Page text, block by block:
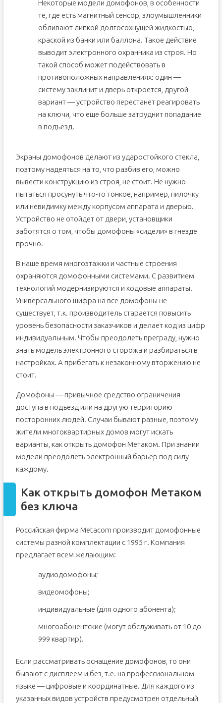
Некоторые модели домофонов, в особенности
те, где есть магнитный сенсор, злоумышленники
обливают липкой долгосохнущей жидкостью,
краской из банки или баллона. Такое действие
выводит электронного охранника из строя. Но
такой способ может подействовать в
противоположных направлениях: один —
систему заклинит и дверь откроется, другой
вариант — устройство перестанет реагировать
на ключи, что еще больше затруднит попадание
в подъезд.
Экраны домофонов делают из ударостойкого стекла,
поэтому надеяться на то, что разбив его, можно
вывести конструкцию из строя, не стоит. Не нужно
пытаться просунуть что-то тонкое, например, пилочку
или невидимку между корпусом аппарата и дверью.
Устройство не отойдет от двери, установщики
заботятся о том, чтобы домофоны «сидели» в гнезде
прочно.
В наше время многоэтажки и частные строения
охраняются домофонными системами. С развитием
технологий модернизируются и кодовые аппараты.
Универсального шифра на все домофоны не
существует, т.к. производитель старается повысить
уровень безопасности заказчиков и делает код из цифр
индивидуальным. Чтобы преодолеть преграду, нужно
знать модель электронного сторожа и разбираться в
настройках. А прибегать к незаконному вторжению не
стоит.
Домофоны — привычное средство ограничения
доступа в подъезд или на другую территорию
посторонних людей. Случаи бывают разные, поэтому
жители многоквартирных домов могут искать
варианты, как открыть домофон Метаком. При знании
модели преодолеть электронный барьер под силу
каждому.
Как открыть домофон Метаком
без ключа
Российская фирма Metacom производит домофонные
системы разной комплектации с 1995 г. Компания
предлагает всем желающим:
аудиодомофоны;
видеомофоны;
индивидуальные (для одного абонента);
многоабонентские (могут обслуживать от 10 до
999 квартир).
Если рассматривать оснащение домофонов, то они
бывают с дисплеем и без, т.е. на профессиональном
языке — цифровые и координатные. Для каждого из
указанных видов устройств предусмотрен отдельный